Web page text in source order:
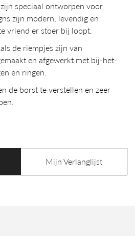
speciaal ontworpen voor
zijn modern, levendig en
vriend er stoer bij loopt.
de riempjes zijn van
en afgewerkt met bij-het-
en ringen.
de borst te verstellen en zeer
Mijn Verlanglijst